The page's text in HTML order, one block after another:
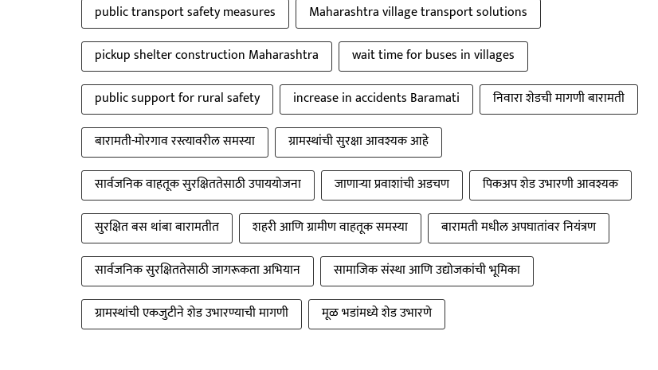
public transport safety measures
Maharashtra village transport solutions
pickup shelter construction Maharashtra
wait time for buses in villages
public support for rural safety
increase in accidents Baramati
निवारा शेडची मागणी बारामती
बारामती-मोरगाव रस्त्यावरील समस्या
ग्रामस्थांची सुरक्षा आवश्यक आहे
सार्वजनिक वाहतूक सुरक्षिततेसाठी उपाययोजना
जाणाऱ्या प्रवाशांची अडचण
पिकअप शेड उभारणी आवश्यक
सुरक्षित बस थांबा बारामतीत
शहरी आणि ग्रामीण वाहतूक समस्या
बारामती मधील अपघातांवर नियंत्रण
सार्वजनिक सुरक्षिततेसाठी जागरूकता अभियान
सामाजिक संस्था आणि उद्योजकांची भूमिका
ग्रामस्थांची एकजुटीने शेड उभारण्याची मागणी
मूळ भडांमध्ये शेड उभारणे